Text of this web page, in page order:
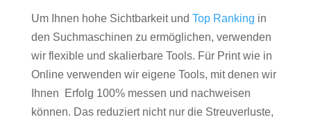
Um Ihnen hohe Sichtbarkeit und Top Ranking in
den Suchmaschinen zu ermöglichen, verwenden
wir flexible und skalierbare Tools. Für Print wie in
Online verwenden wir eigene Tools, mit denen wir
Ihnen Erfolg 100% messen und nachweisen
können. Das reduziert nicht nur die Streuverluste,